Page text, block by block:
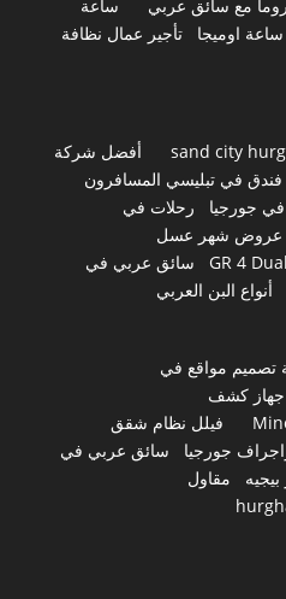
روما مع سائق عربي
ساعة
ساعة اوميجا تأجير عمال نظافة
sand city
أفضل شركة
في تبليسي المسافرون
جورجيا
رحلات في
عروض شهر عسل
GR 4 Dual
سائق عربي في
أنواع البن العربي
مواقع في
جهاز كشف
فيلل نظام شقق
جورجيا
سائق عربي في
مقاول